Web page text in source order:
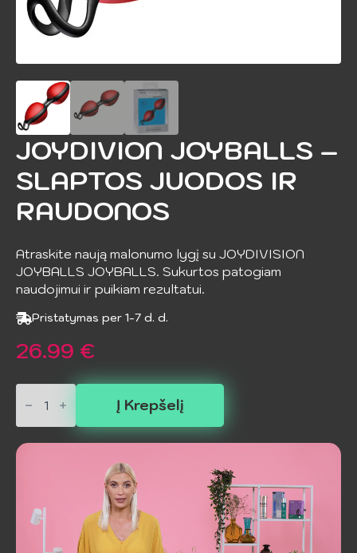
JOYDIVION JOYBALLS –
SLAPTOS JUODOS IR
RAUDONOS
Atraskite naują malonumo lygį su JOYDIVISION
JOYBALLS JOYBALLS. Sukurtos patogiam
naudojimui ir puikiam rezultatui.
Pristatymas per 1-7 d. d.
26.99 €
produkto
kiekis:
JOYDIVION
JOYBALLS
SLAPTOS
Į Krepšelį